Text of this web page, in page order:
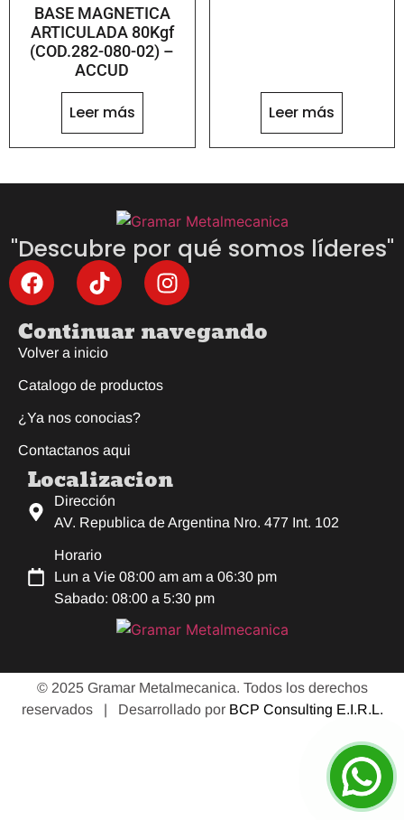
BASE MAGNETICA
ARTICULADA 80Kgf
(COD.282-080-02) –
ACCUD
Leer más Leer más
"Descubre por qué somos líderes"
Continuar navegando
Volver a inicio
Catalogo de productos
¿Ya nos conocias?
Contactanos aqui
Localizacion
Dirección
AV. Republica de Argentina Nro. 477 Int. 102
Horario
Lun a Vie 08:00 am am a 06:30 pm
Sabado: 08:00 a 5:30 pm
© 2025 Gramar Metalmecanica. Todos los derechos
reservados | Desarrollado por BCP Consulting E.I.R.L.